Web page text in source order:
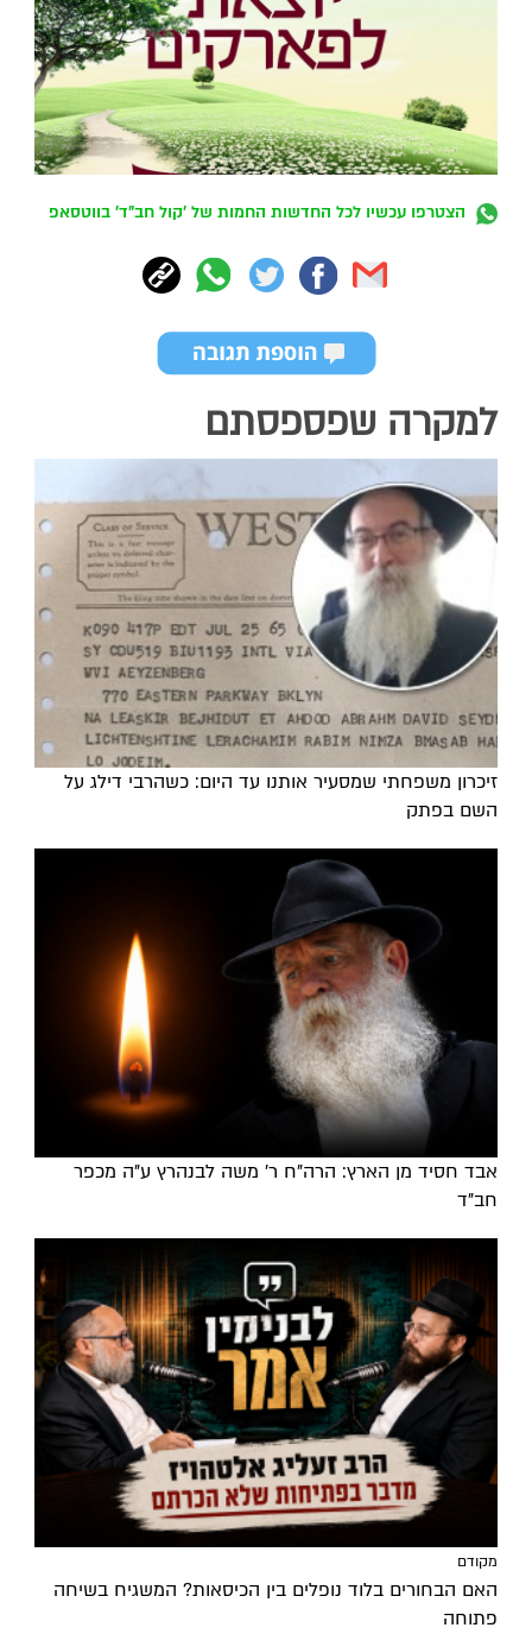
הצטרפו עכשיו לכל החדשות החמות של 'קול חב"ד' בווטסאפ
למקרה שפספסתם
זיכרון משפחתי שמסעיר אותנו עד היום: כשהרבי דילג על
השם בפתק
אבד חסיד מן הארץ: הרה"ח ר' משה לבנהרץ ע"ה מכפר
חב"ד
מקודם
האם הבחורים בלוד נופלים בין הכיסאות? המשגיח בשיחה
פתוחה